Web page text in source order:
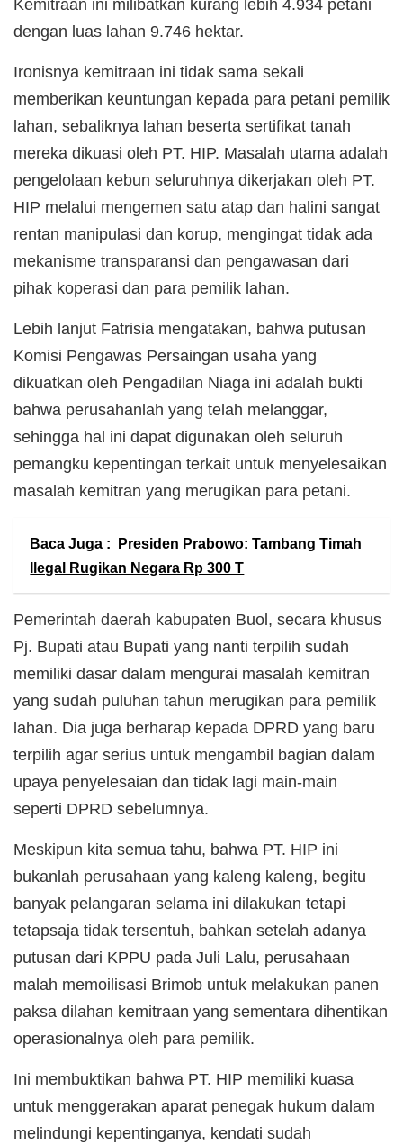
Kemitraan ini milibatkan kurang lebih 4.934 petani
dengan luas lahan 9.746 hektar.
Ironisnya kemitraan ini tidak sama sekali
memberikan keuntungan kepada para petani pemilik
lahan, sebaliknya lahan beserta sertifikat tanah
mereka dikuasi oleh PT. HIP. Masalah utama adalah
pengelolaan kebun seluruhnya dikerjakan oleh PT.
HIP melalui mengemen satu atap dan halini sangat
rentan manipulasi dan korup, mengingat tidak ada
mekanisme transparansi dan pengawasan dari
pihak koperasi dan para pemilik lahan.
Lebih lanjut Fatrisia mengatakan, bahwa putusan
Komisi Pengawas Persaingan usaha yang
dikuatkan oleh Pengadilan Niaga ini adalah bukti
bahwa perusahanlah yang telah melanggar,
sehingga hal ini dapat digunakan oleh seluruh
pemangku kepentingan terkait untuk menyelesaikan
masalah kemitran yang merugikan para petani.
Baca Juga :
Presiden Prabowo: Tambang Timah
Ilegal Rugikan Negara Rp 300 T
Pemerintah daerah kabupaten Buol, secara khusus
Pj. Bupati atau Bupati yang nanti terpilih sudah
memiliki dasar dalam mengurai masalah kemitran
yang sudah puluhan tahun merugikan para pemilik
lahan. Dia juga berharap kepada DPRD yang baru
terpilih agar serius untuk mengambil bagian dalam
upaya penyelesaian dan tidak lagi main-main
seperti DPRD sebelumnya.
Meskipun kita semua tahu, bahwa PT. HIP ini
bukanlah perusahaan yang kaleng kaleng, begitu
banyak pelangaran selama ini dilakukan tetapi
tetapsaja tidak tersentuh, bahkan setelah adanya
putusan dari KPPU pada Juli Lalu, perusahaan
malah memoilisasi Brimob untuk melakukan panen
paksa dilahan kemitraan yang sementara dihentikan
operasionalnya oleh para pemilik.
Ini membuktikan bahwa PT. HIP memiliki kuasa
untuk menggerakan aparat penegak hukum dalam
melindungi kepentinganya, kendati sudah